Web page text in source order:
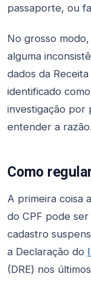
passaporte, ou
No grosso
alguma
dados da
identificado
investigação por
entender a razão.
Como
A primeira coisa
do CPF pode
cadastro
a Declaração do
(DRE) nos